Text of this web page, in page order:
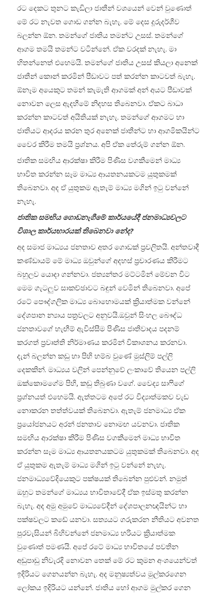
රට දෙකට තුනට කැඩිලා ජාතීන් වශයෙන් වෙන් වුණොත්
මේ රට නැවත ගොඩ ගන්න බැහැ. මේ දෙස දූරුදර්ශීව
බලන්න ඕන. තමන්ගේ ජාතිය තමන්ට උසස්. තමන්ගේ
ආගම තමයි තමන්ට වටින්නේ. ඒක වරදක් නැහැ. මා
හිතන්නෙත් එහෙමයි. තමන්ගේ ජාතිය උසස් කියලා අනෙක්
ජාතීන් කොන් කරමින් පීඩාවට පත් කරන්න කාටවත් බැහැ.
ඕනෑම අයෙකුට තමන් කැමැති ආගමක් අන් අයට පීඩාවක්
නොවන ලෙස ඇදහීමේ නිදහස තිබෙනවා. ඒකට බාධා
කරන්න කාටවත් අයිතියක් නැහැ. තමන්ගේ ආගමට හා
ජාතියට ආදරය කරන තුර අනෙක් ජාතීන්ට හා ආගමිකයින්ට
වෛර කිරීම තමයි ප්‍රශ්නය. අපි ඒක තේරුම් ගන්න ඕන.
ජාතික සමඟිය ආරක්ෂා කිරීම පිණිස වගකීමෙන් මාධ්‍ය
භාවිත කරන්න සෑම මාධ්‍ය ආයතනයකටම යුතුකමක්
තිබෙනවා. අද ඒ යුතුකම ඇතැම් මාධ්‍ය මගින් ඉටු වන්නේ
නැහැ.
ජාතික සමඟිය ගොඩනැගීමේ කාර්යයේදී ජනමාධ්‍යවලට
විශාල කාර්යභාරයක් තිබෙනවා නේද?
අද සමාජ මාධ්‍යය ජනතාව අතර ගොඩක් ප්‍රචලිතයි. අන්තවාදී
කණ්ඩායම් මේ මාධ්‍ය ඔවුන්ගේ අදහස් ප්‍රචාරණය කිරීමට
බහුලව යොදා ගන්නවා. ජත්‍යන්තර මට්ටමින් මේවන විට
මෙම ගැටලුව සාකච්ඡාවට බඳුන් වෙමින් තිබෙනවා. අපේ
රටේ පෞද්ගලික මාධ්‍ය බොහොමයක් ක්‍රියාත්මක වන්නේ
දේශපාන න්‍යාය පත්‍රවලට අනුවයි.ඔවුන් සිංහල බෞද්ධ
ජනතාවගේ හැඟීම් ඇවිස්සීම පිණිස ජාතිවාදය පදනම්
කරගත් ප්‍රවෘත්ති නිර්මාණය කරමින් විකාශනය කරනවා.
දැන් බලන්න කඩු හා පිහි හම්බ වුණේ මුස්ලිම් පල්ලි
දෙකකින්. මාධ්‍යය වලින් පෙන්නුවේ ලංකාවේ තියෙන පල්ලි
ඔක්කොමගේම පිහි, කඩු තිබුණා වගේ. වෛද්‍ය සාෆිගේ
ප්‍රශ්නයත් එහෙමයි. ඇත්තටම අපේ රට විද්‍යාත්මකව වැඩ
නොකරන තත්ත්වයක් තිබෙනවා. ඇතැම් ජනමාධ්‍ය ඒක
ප්‍රයෝජනයට අරන් ජනතාව නොමඟ යවනවා. ජාතික
සමඟිය ආරක්ෂා කිරීම පිණිස වගකීමෙන් මාධ්‍ය භාවිත
කරන්න සෑම මාධ්‍ය ආයතනයකටම යුතුකමක් තිබෙනවා. අද
ඒ යුතුකම ඇතැම් මාධ්‍ය මගින් ඉටු වන්නේ නැහැ.
ජනමාධ්‍යවේදියෙකුට පක්ෂයක් තිබෙන්න පුළුවන්. නමුත්
ඔහුට තමන්ගේ මාධ්‍යය භාවිතාවේදී ඒක ඉස්මතු කරන්න
බැහැ. අද අමු අමුවේ මාධ්‍යවේදීන් දේශපාලනඥයින්ට හා
පක්ෂවලට කඩේ යනවා. සත්‍යයට ගරුකරන නීතියට අවනත
පුරවැසියන් බිහිවන්නේ ජනමාධ්‍ය හරියට ක්‍රියාත්මක
වුණොත් පමණයි. අපේ රටේ මාධ්‍ය භාවිතයේ පවතින
අඩුපාඩු නිවැරදි නොවන තෙක් මේ රට කුමන අංශයෙන්වත්
ඉදිරියට ගෙනයන්න බැහැ. අද මනුෂ්‍යත්වය මුල්කරගෙන
ලෝකය ඉදිරියට යන්නේ. ජාතිය හෝ ආගම මුල්කර ගෙන